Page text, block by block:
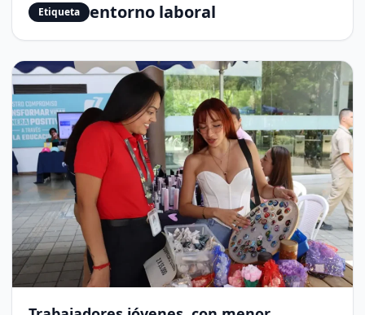
Etiqueta entorno laboral